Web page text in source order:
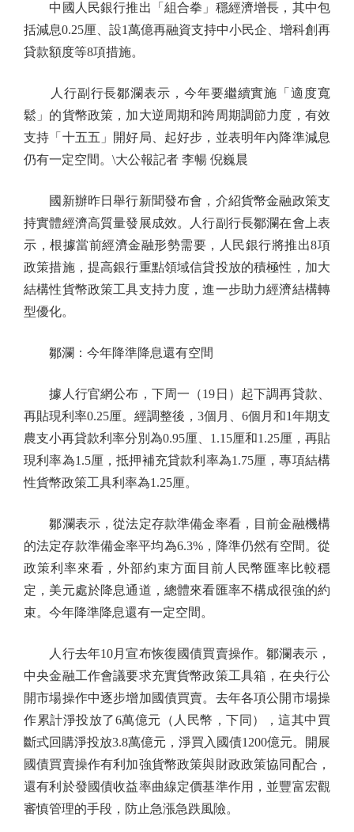
中國人民銀行推出「組合拳」穩經濟增長，其中包
括減息0.25厘、設1萬億再融資支持中小民企、增科創再
貸款額度等8項措施。
人行副行長鄒瀾表示，今年要繼續實施「適度寬
鬆」的貨幣政策，加大逆周期和跨周期調節力度，有效
支持「十五五」開好局、起好步，並表明年內降準減息
仍有一定空間。\大公報記者 李暢 倪巍晨
國新辦昨日舉行新聞發布會，介紹貨幣金融政策支
持實體經濟高質量發展成效。人行副行長鄒瀾在會上表
示，根據當前經濟金融形勢需要，人民銀行將推出8項
政策措施，提高銀行重點領域信貸投放的積極性，加大
結構性貨幣政策工具支持力度，進一步助力經濟結構轉
型優化。
鄒瀾：今年降準降息還有空間
據人行官網公布，下周一（19日）起下調再貸款、
再貼現利率0.25厘。經調整後，3個月、6個月和1年期支
農支小再貸款利率分別為0.95厘、1.15厘和1.25厘，再貼
現利率為1.5厘，抵押補充貸款利率為1.75厘，專項結構
性貨幣政策工具利率為1.25厘。
鄒瀾表示，從法定存款準備金率看，目前金融機構
的法定存款準備金率平均為6.3%，降準仍然有空間。從
政策利率來看，外部約束方面目前人民幣匯率比較穩
定，美元處於降息通道，總體來看匯率不構成很強的約
束。今年降準降息還有一定空間。
人行去年10月宣布恢復國債買賣操作。鄒瀾表示，
中央金融工作會議要求充實貨幣政策工具箱，在央行公
開市場操作中逐步增加國債買賣。去年各項公開市場操
作累計淨投放了6萬億元（人民幣，下同），這其中買
斷式回購淨投放3.8萬億元，淨買入國債1200億元。開展
國債買賣操作有利加強貨幣政策與財政政策協同配合，
還有利於發國債收益率曲線定價基準作用，並豐富宏觀
審慎管理的手段，防止急漲急跌風險。